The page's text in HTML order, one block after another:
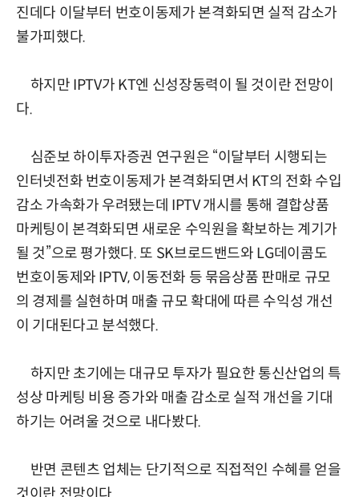
진데다 이달부터 번호이동제가 본격화되면 실적 감소가
불가피했다.
하지만 IPTV가 KT엔 신성장동력이 될 것이란 전망이
다.
심준보 하이투자증권 연구원은 “이달부터 시행되는
인터넷전화 번호이동제가 본격화되면서 KT의 전화 수입
감소 가속화가 우려됐는데 IPTV 개시를 통해 결합상품
마케팅이 본격화되면 새로운 수익원을 확보하는 계기가
될 것”으로 평가했다. 또 SK브로드밴드와 LG데이콤도
번호이동제와 IPTV, 이동전화 등 묶음상품 판매로 규모
의 경제를 실현하며 매출 규모 확대에 따른 수익성 개선
이 기대된다고 분석했다.
하지만 초기에는 대규모 투자가 필요한 통신산업의 특
성상 마케팅 비용 증가와 매출 감소로 실적 개선을 기대
하기는 어려울 것으로 내다봤다.
반면 콘텐츠 업체는 단기적으로 직접적인 수혜를 얻을